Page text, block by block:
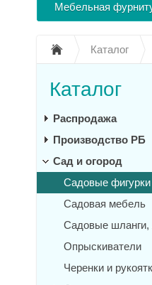
Мебельная
Каталог
Каталог
Распродажа
Производство РБ
Сад и огород
Садовые фигурки
Садовая мебель
Садовые шланги,
Опрыскиватели
Черенки и